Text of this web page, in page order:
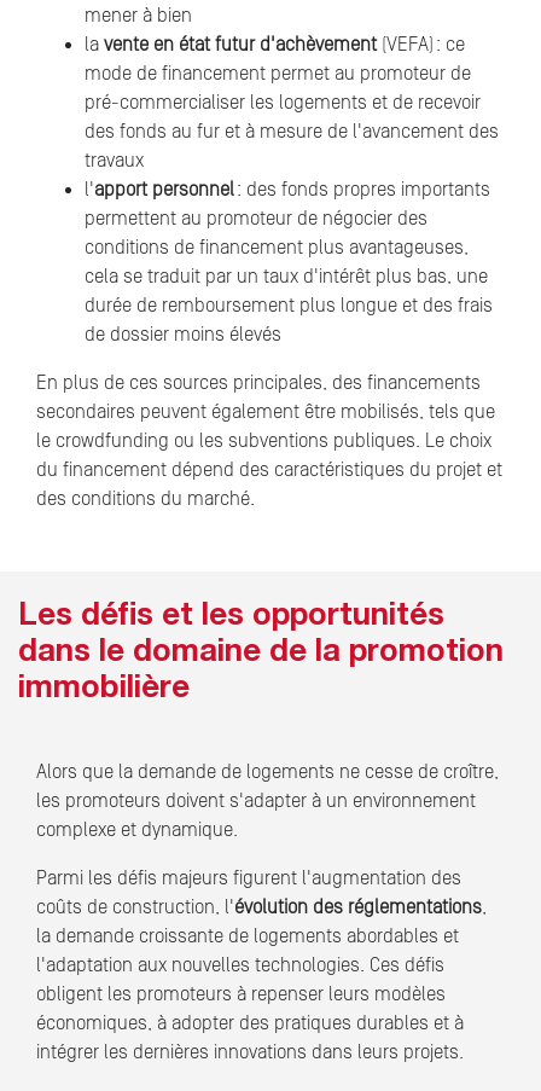
mener à bien
la vente en état futur d'achèvement(VEFA) : ce
mode de financement permet au promoteur de
pré-commercialiser les logements et de recevoir
des fonds au fur et à mesure de l'avancement des
travaux
l'apport personnel: des fonds propres importants
permettent au promoteur de négocier des
conditions de financement plus avantageuses,
cela se traduit par un taux d'intérêt plus bas, une
durée de remboursement plus longue et des frais
de dossier moins élevés
En plus de ces sources principales, des financements
secondaires peuvent également être mobilisés, tels que
le crowdfunding ou les subventions publiques. Le choix
du financement dépend des caractéristiques du projet et
des conditions du marché.
Les défis et les opportunités
dans le domaine de la promotion
immobilière
Alors que la demande de logements ne cesse de croître,
les promoteurs doivent s'adapter à un environnement
complexe et dynamique.
Parmi les défis majeurs figurent l'augmentation des
coûts de construction, l'évolution des réglementations,
la demande croissante de logements abordables et
l'adaptation aux nouvelles technologies. Ces défis
obligent les promoteurs à repenser leurs modèles
économiques, à adopter des pratiques durables et à
intégrer les dernières innovations dans leurs projets.